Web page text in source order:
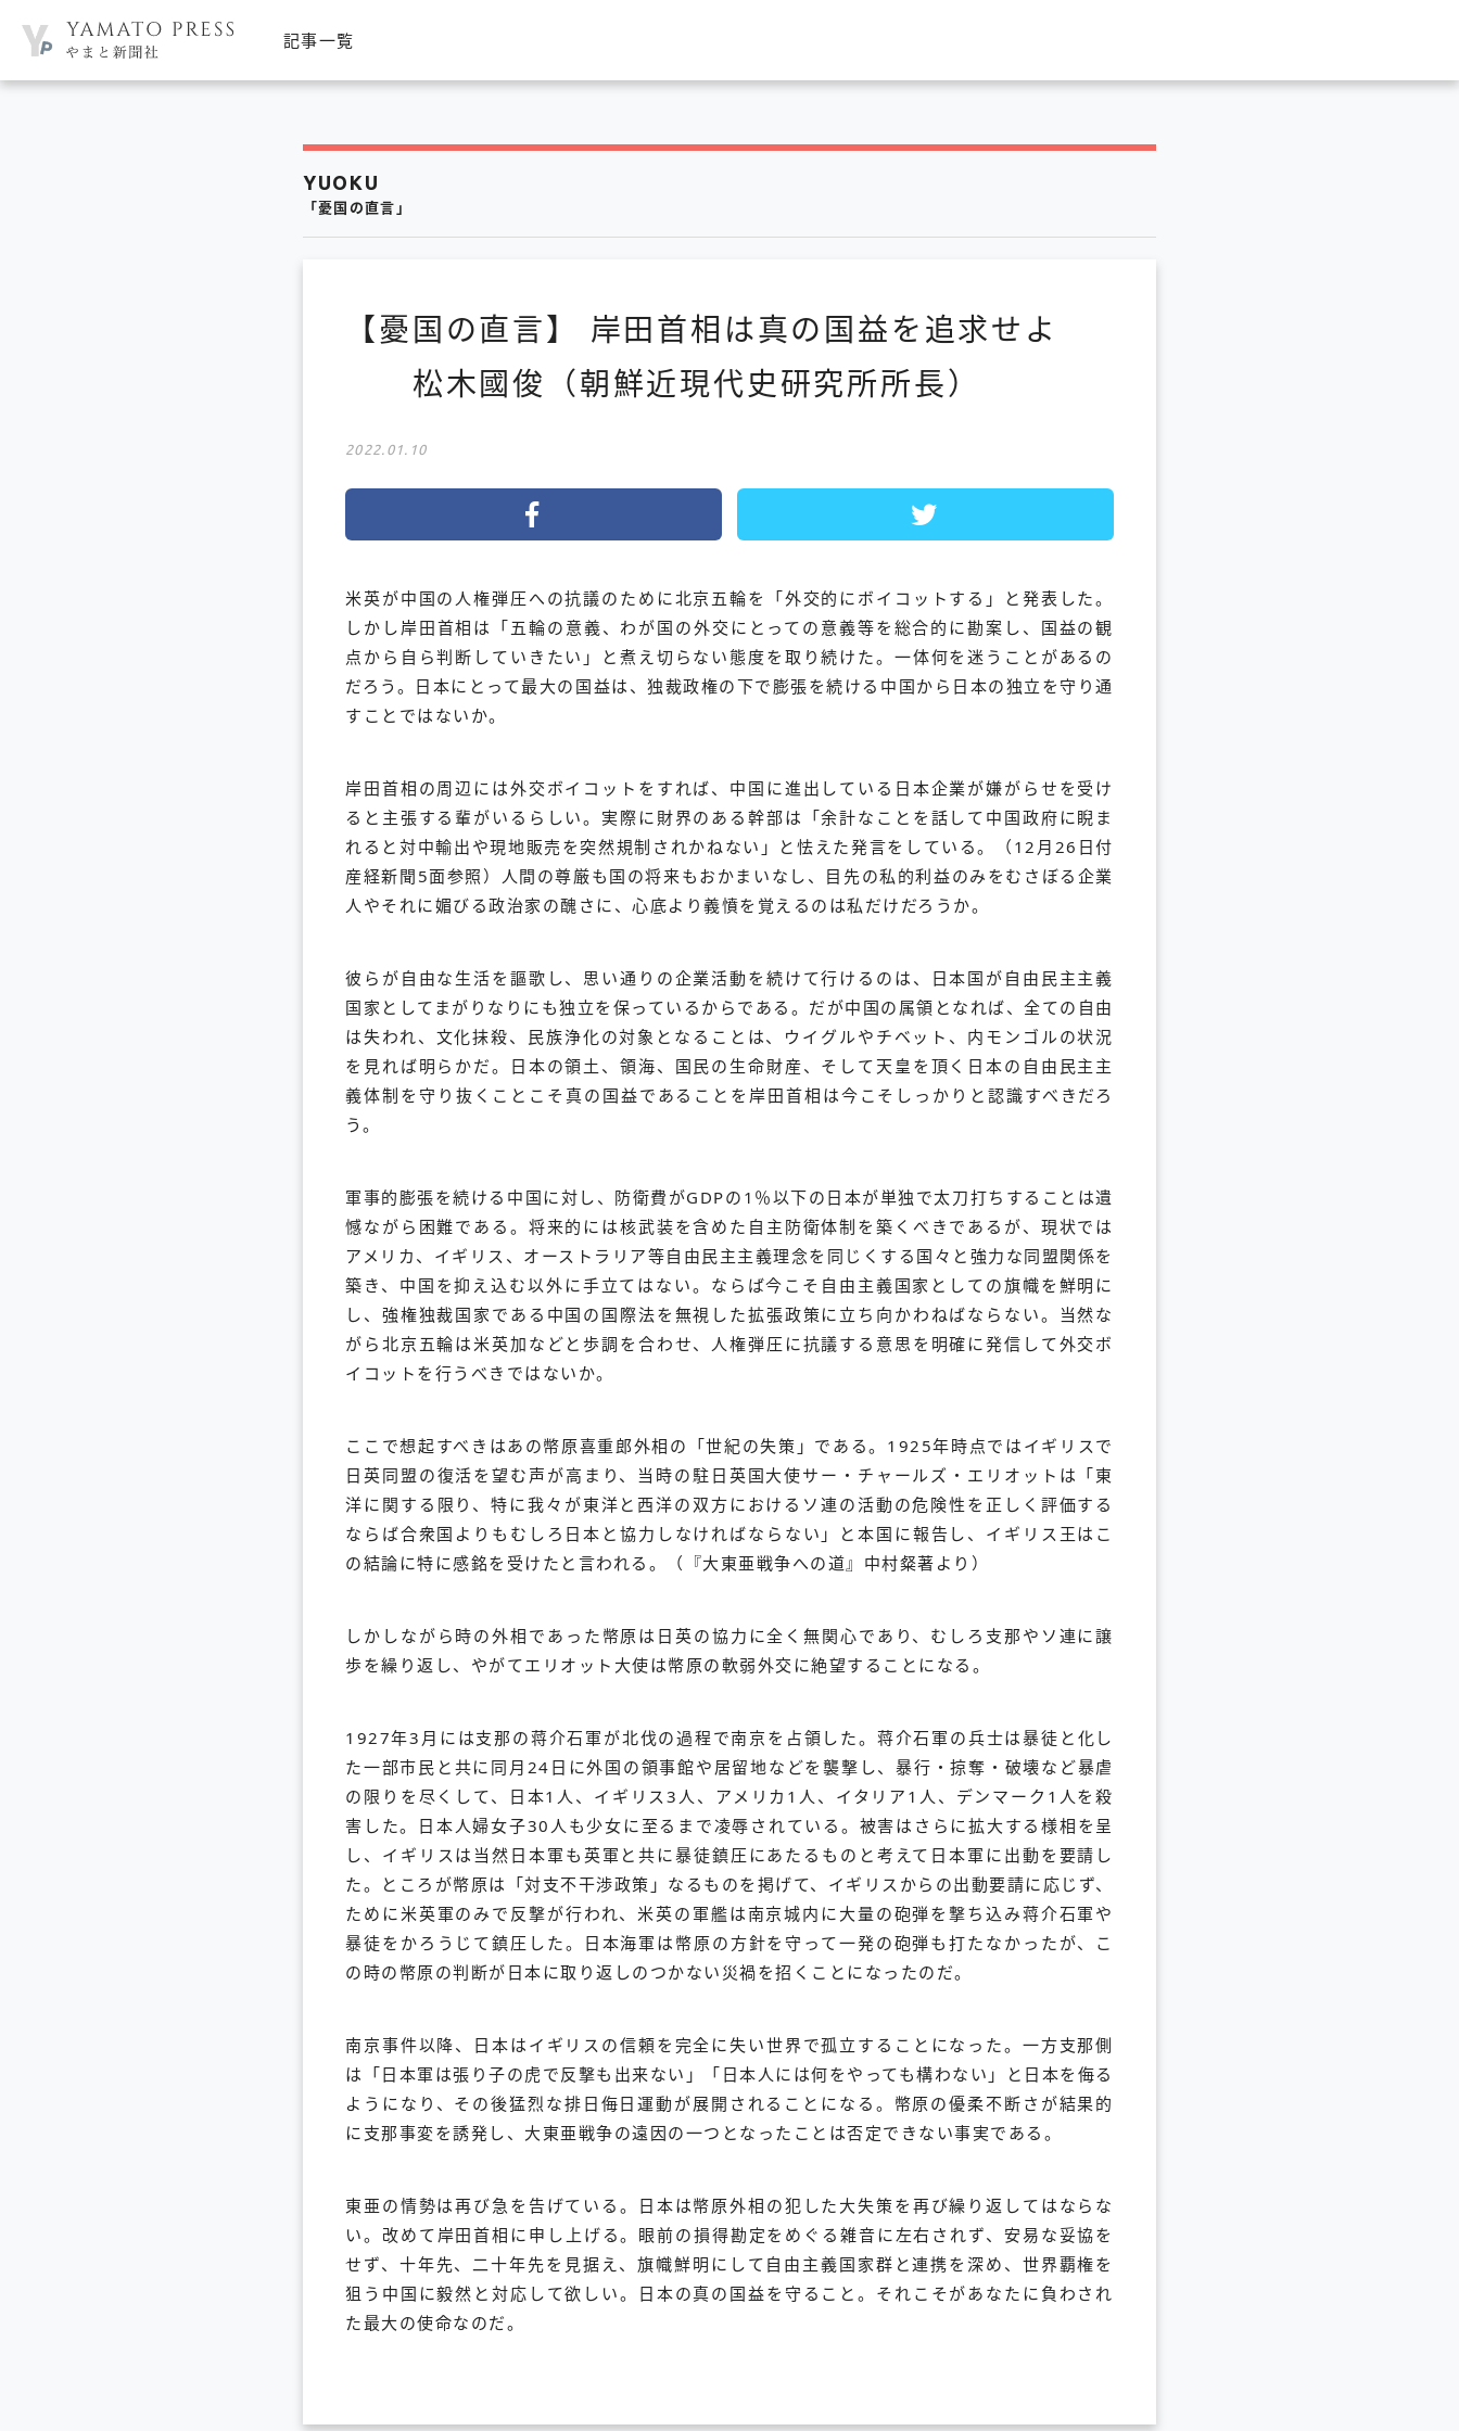
記事一覧
YUOKU
「憂国の直言」
【憂国の直言】 岸田首相は真の国益を追求せよ
松木國俊（朝鮮近現代史研究所所長）
2022.01.10
米英が中国の人権弾圧への抗議のために北京五輪を「外交的にボイコットする」と発表した。
しかし岸田首相は「五輪の意義、わが国の外交にとっての意義等を総合的に勘案し、国益の観
点から自ら判断していきたい」と煮え切らない態度を取り続けた。一体何を迷うことがあるの
だろう。日本にとって最大の国益は、独裁政権の下で膨張を続ける中国から日本の独立を守り通
すことではないか。
岸田首相の周辺には外交ボイコットをすれば、中国に進出している日本企業が嫌がらせを受け
ると主張する輩がいるらしい。実際に財界のある幹部は「余計なことを話して中国政府に睨ま
れると対中輸出や現地販売を突然規制されかねない」と怯えた発言をしている。（12月26日付
産経新聞5面参照）人間の尊厳も国の将来もおかまいなし、目先の私的利益のみをむさぼる企業
人やそれに媚びる政治家の醜さに、心底より義憤を覚えるのは私だけだろうか。
彼らが自由な生活を謳歌し、思い通りの企業活動を続けて行けるのは、日本国が自由民主主義
国家としてまがりなりにも独立を保っているからである。だが中国の属領となれば、全ての自由
は失われ、文化抹殺、民族浄化の対象となることは、ウイグルやチベット、内モンゴルの状況
を見れば明らかだ。日本の領土、領海、国民の生命財産、そして天皇を頂く日本の自由民主主
義体制を守り抜くことこそ真の国益であることを岸田首相は今こそしっかりと認識すべきだろ
う。
軍事的膨張を続ける中国に対し、防衛費がGDPの1％以下の日本が単独で太刀打ちすることは遺
憾ながら困難である。将来的には核武装を含めた自主防衛体制を築くべきであるが、現状では
アメリカ、イギリス、オーストラリア等自由民主主義理念を同じくする国々と強力な同盟関係を
築き、中国を抑え込む以外に手立てはない。ならば今こそ自由主義国家としての旗幟を鮮明に
し、強権独裁国家である中国の国際法を無視した拡張政策に立ち向かわねばならない。当然な
がら北京五輪は米英加などと歩調を合わせ、人権弾圧に抗議する意思を明確に発信して外交ボ
イコットを行うべきではないか。
ここで想起すべきはあの幣原喜重郎外相の「世紀の失策」である。1925年時点ではイギリスで
日英同盟の復活を望む声が高まり、当時の駐日英国大使サー・チャールズ・エリオットは「東
洋に関する限り、特に我々が東洋と西洋の双方におけるソ連の活動の危険性を正しく評価する
ならば合衆国よりもむしろ日本と協力しなければならない」と本国に報告し、イギリス王はこ
の結論に特に感銘を受けたと言われる。（『大東亜戦争への道』中村粲著より）
しかしながら時の外相であった幣原は日英の協力に全く無関心であり、むしろ支那やソ連に譲
歩を繰り返し、やがてエリオット大使は幣原の軟弱外交に絶望することになる。
1927年3月には支那の蒋介石軍が北伐の過程で南京を占領した。蒋介石軍の兵士は暴徒と化し
た一部市民と共に同月24日に外国の領事館や居留地などを襲撃し、暴行・掠奪・破壊など暴虐
の限りを尽くして、日本1人、イギリス3人、アメリカ1人、イタリア1人、デンマーク1人を殺
害した。日本人婦女子30人も少女に至るまで凌辱されている。被害はさらに拡大する様相を呈
し、イギリスは当然日本軍も英軍と共に暴徒鎮圧にあたるものと考えて日本軍に出動を要請し
た。ところが幣原は「対支不干渉政策」なるものを掲げて、イギリスからの出動要請に応じず、
ために米英軍のみで反撃が行われ、米英の軍艦は南京城内に大量の砲弾を撃ち込み蒋介石軍や
暴徒をかろうじて鎮圧した。日本海軍は幣原の方針を守って一発の砲弾も打たなかったが、こ
の時の幣原の判断が日本に取り返しのつかない災禍を招くことになったのだ。
南京事件以降、日本はイギリスの信頼を完全に失い世界で孤立することになった。一方支那側
は「日本軍は張り子の虎で反撃も出来ない」「日本人には何をやっても構わない」と日本を侮る
ようになり、その後猛烈な排日侮日運動が展開されることになる。幣原の優柔不断さが結果的
に支那事変を誘発し、大東亜戦争の遠因の一つとなったことは否定できない事実である。
東亜の情勢は再び急を告げている。日本は幣原外相の犯した大失策を再び繰り返してはならな
い。改めて岸田首相に申し上げる。眼前の損得勘定をめぐる雑音に左右されず、安易な妥協を
せず、十年先、二十年先を見据え、旗幟鮮明にして自由主義国家群と連携を深め、世界覇権を
狙う中国に毅然と対応して欲しい。日本の真の国益を守ること。それこそがあなたに負わされ
た最大の使命なのだ。